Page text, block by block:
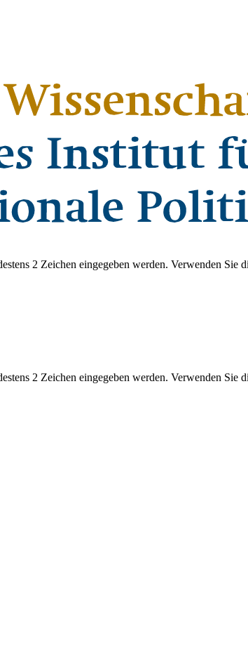
2 Zeichen eingegeben werden. Verwenden Sie
2 Zeichen eingegeben werden. Verwenden Sie